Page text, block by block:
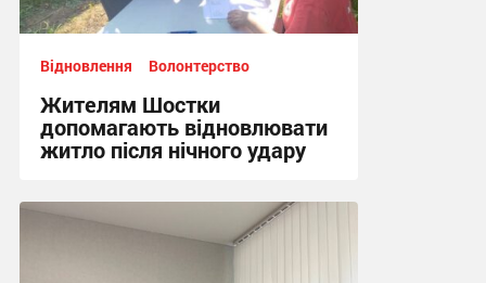
Відновлення Волонтерство
Жителям Шостки
допомагають відновлювати
житло після нічного удару
16:17 вчора